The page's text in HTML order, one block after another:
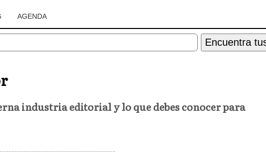
AGENDA
Encuentra
industria editorial y lo que debes conocer para